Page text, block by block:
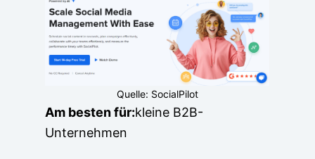
Quelle: SocialPilot
Am besten für:kleine B2B-
Unternehmen